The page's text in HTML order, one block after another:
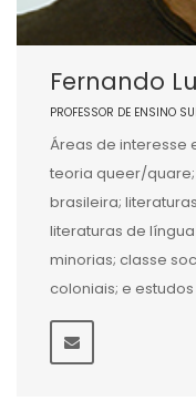
Fernando
PROFESSOR DE ENSINO
Áreas de interesse
teoria queer/
brasileira;
literaturas de
minorias; classe
coloniais; e